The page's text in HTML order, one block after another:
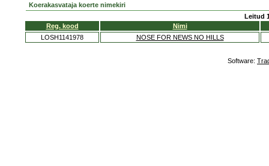
Koerakasvataja koerte nimekiri
Leitud
Reg. kood
Nimi
LOSH1141978
NOSE FOR NEWS NO HILLS
Software: